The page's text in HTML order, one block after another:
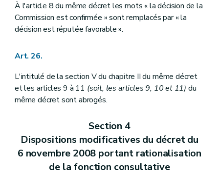
À l'article 8 du même décret les mots « la décision de la
Commission est confirmée » sont remplacés par « la
décision est réputée favorable ».
Art. 26.
L'intitulé de la section V du chapitre II du même décret
et les articles 9 à 11 (soit, les articles 9, 10 et 11) du
même décret sont abrogés.
Section 4
Dispositions modificatives du décret du
6 novembre 2008 portant rationalisation
de la fonction consultative